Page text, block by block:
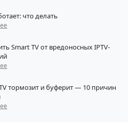
что делать
Smart TV от вредоносных IPTV-
тормозит и буферит — 10 причин